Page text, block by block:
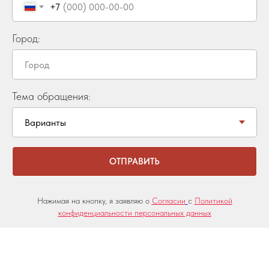
+7
Город:
Тема обращения:
ОТПРАВИТЬ
Нажимая на кнопку, я заявляю о Согласии с Политикой
конфиденциальности персональных данных